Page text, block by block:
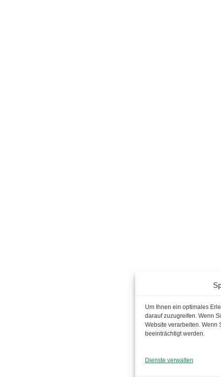
Um Ihnen ein optimales
darauf zuzugreifen. Wenn
Website verarbeiten. Wenn
beeinträchtigt werden.
Dienste verwalten